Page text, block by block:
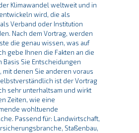
Klimawandel weltweit und in
wird, die als
Verband oder Institution
Nach dem Vortrag, werden
die genau wissen, was auf
gebe Ihnen die Fakten an die
Basis Sie Entscheidungen
denen Sie anderen voraus
ist der Vortrag
sehr unterhaltsam und wirkt
Zeiten, wie eine
wohltuende
Passend für: Landwirtschaft,
Staßenbau,